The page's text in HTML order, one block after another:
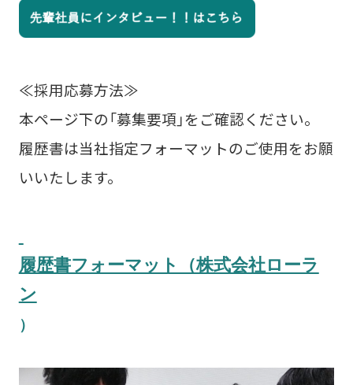
≪採用応募方法≫
本ページ下の「募集要項」をご確認ください。
履歴書は当社指定フォーマットのご使用をお願
いいたします。
履歴書フォーマット（株式会社ローラ
ン
）